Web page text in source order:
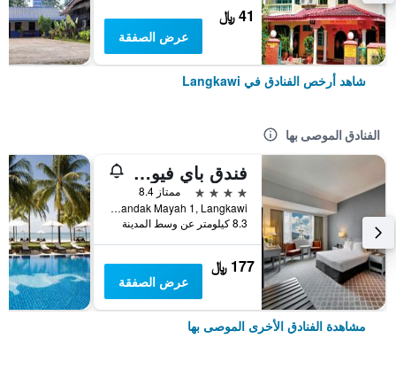
41 ﷼
عرض الصفقة
شاهد أرخص الفنادق في Langkawi
الفنادق الموصى بها
فندق باي فيو لانكاوي
4 نجوم
ممتاز 8.4
Jalan Pandak Mayah 1, Langkawi, ماليزيا
8.3 كيلومتر عن وسط المدينة
177 ﷼
عرض الصفقة
مشاهدة الفنادق الأخرى الموصى بها